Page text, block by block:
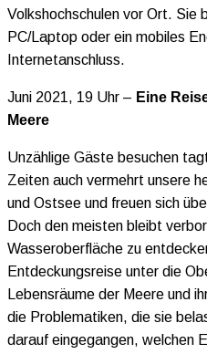
Volkshochschulen vor Ort. Sie
PC/Laptop oder ein mobiles
Internetanschluss.
Juni 2021, 19 Uhr – Eine
Meere
Unzählige Gäste besuchen
Zeiten auch vermehrt unsere
und Ostsee und freuen sich
Doch den meisten bleibt
Wasseroberfläche zu
Entdeckungsreise unter die
Lebensräume der Meere und
die Problematiken, die sie
darauf eingegangen, welchen